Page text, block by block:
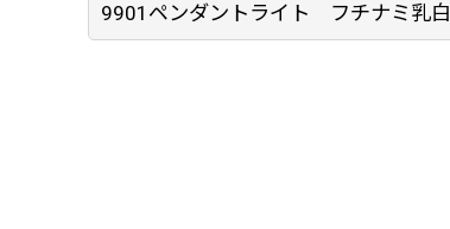
9901ペンダントライト フチナミ乳白